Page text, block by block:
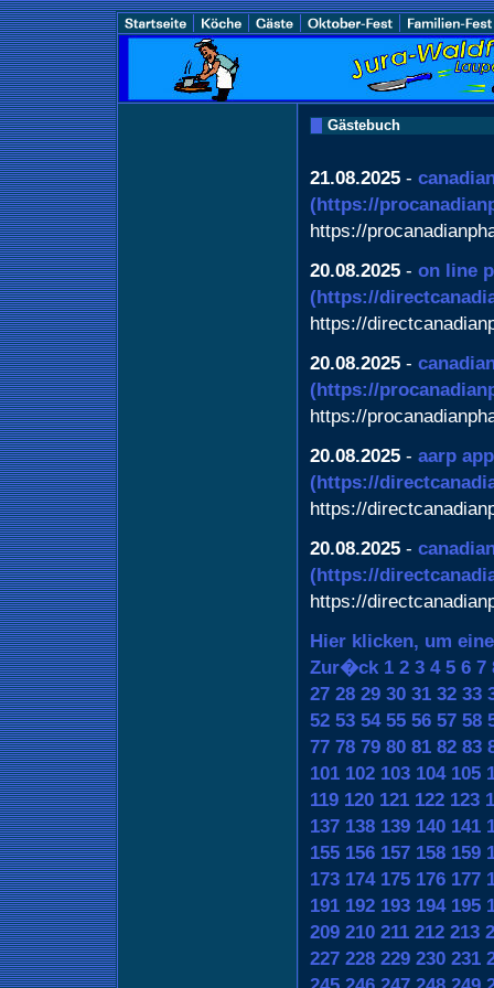
Gästebuch
21.08.2025 -
(https://
https://
20.08.2025 - on line
(https://
https://
20.08.2025 -
(https://
https://
20.08.2025 - aarp
(https://
https://
20.08.2025 -
(https://
https://
Hier klicken, um
Zur�ck 1 2 3 4 5 6 7
27 28 29 30 31 32 33
52 53 54 55 56 57 58
77 78 79 80 81 82 83
101 102 103 104 105
119 120 121 122 123
137 138 139 140 141
155 156 157 158 159
173 174 175 176 177
191 192 193 194 195
209 210 211 212 213
227 228 229 230 231